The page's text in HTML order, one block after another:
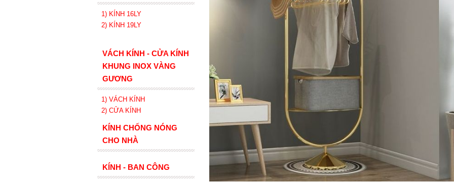
1) KÍNH 16LY
2) KÍNH 19LY
VÁCH KÍNH - CỬA KÍNH
KHUNG INOX VÀNG
GƯƠNG
1) VÁCH KÍNH
2) CỬA KÍNH
KÍNH CHỐNG NÓNG
CHO NHÀ
KÍNH - BAN CÔNG